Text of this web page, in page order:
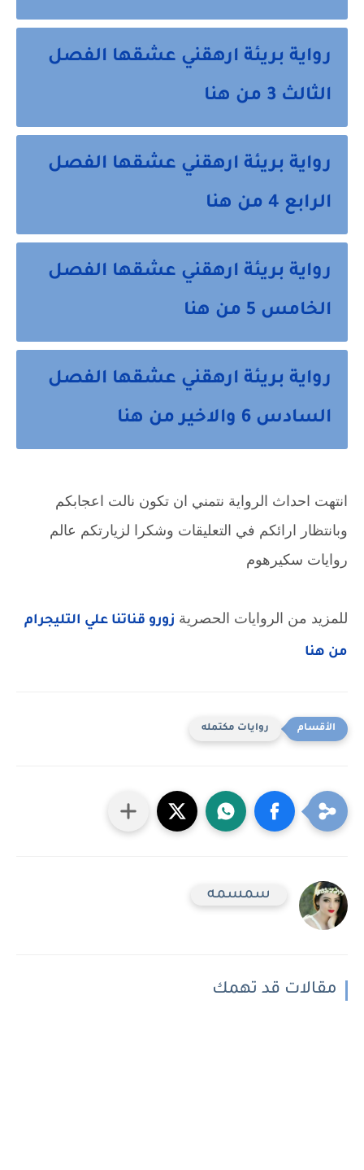
رواية بريئة ارهقني عشقها الفصل
الثالث 3 من هنا
رواية بريئة ارهقني عشقها الفصل
الرابع 4 من هنا
رواية بريئة ارهقني عشقها الفصل
الخامس 5 من هنا
رواية بريئة ارهقني عشقها الفصل
السادس 6 والاخير من هنا
روايات سكيرهوم
للمزيد من الروايات الحصرية
من هنا
روايات مكتمله
سمسمه
مقالات قد تهمك